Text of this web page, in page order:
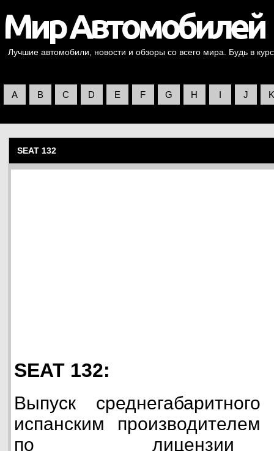
Лучшие автомобили, новости и обзоры со всего мира. Будь в
A B C D E F G H I J K
SEAT 132
SEAT 132:
Выпуск
испанским
по лицензии